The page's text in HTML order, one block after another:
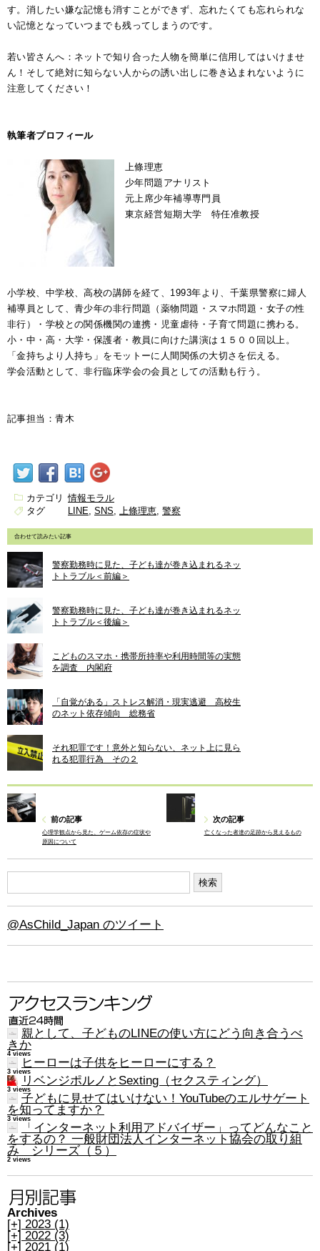
す。消したい嫌な記憶も消すことができず、忘れたくても忘れられな
い記憶となっていつまでも残ってしまうのです。
若い皆さんへ：ネットで知り合った人物を簡単に信用してはいけませ
ん！そして絶対に知らない人からの誘い出しに巻き込まれないように
注意してください！
執筆者プロフィール
上條理恵
少年問題アナリスト
元上席少年補導専門員
東京経営短期大学 特任准教授
小学校、中学校、高校の講師を経て、1993年より、千葉県警察に婦人
補導員として、青少年の非行問題（薬物問題・スマホ問題・女子の性
非行）・学校との関係機関の連携・児童虐待・子育て問題に携わる。
小・中・高・大学・保護者・教員に向けた講演は１５００回以上。
「金持ちより人持ち」をモットーに人間関係の大切さを伝える。
学会活動として、非行臨床学会の会員としての活動も行う。
記事担当：青木
カテゴリ 情報モラル
タグ
LINE SNS 上條理恵 警察
合わせて読みたい記事
警察勤務時に見た、子ども達が巻き込まれるネッ
トトラブル＜前編＞
警察勤務時に見た、子ども達が巻き込まれるネッ
トトラブル＜後編＞
こどものスマホ・携帯所持率や利用時間等の実態
を調査 内閣府
「自覚がある」ストレス解消・現実逃避 高校生
のネット依存傾向 総務省
それ犯罪です！意外と知らない、ネット上に見ら
れる犯罪行為 その２
前の記事
心理学観点から見た、ゲーム依存の症状や
原因について
次の記事
亡くなった者達の足跡から見えるもの
@AsChild_Japan のツイート
親として、子どものLINEの使い方にどう向き合うべ
きか
4 views
ヒーローは子供をヒーローにする？
3 views
リベンジポルノとSexting（セクスティング）
3 views
子どもに見せてはいけない！YouTubeのエルサゲート
を知ってますか？
3 views
「インターネット利用アドバイザー」ってどんなこと
をするの？ 一般財団法人インターネット協会の取り組
み シリーズ（５）
2 views
Archives
[+] 2023 (1)
[+] 2022 (3)
[+] 2021 (1)